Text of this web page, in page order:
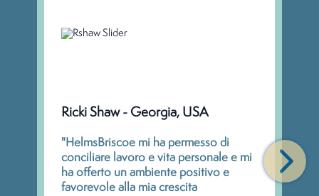
Ricki Shaw - Georgia, USA
"HelmsBriscoe mi ha permesso di
conciliare lavoro e vita personale e mi
ha offerto un ambiente positivo e
favorevole alla mia crescita